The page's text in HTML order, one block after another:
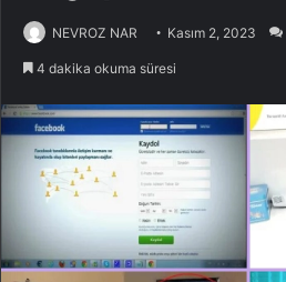
NEVROZ NAR Kasım 2, 2023
4 dakika okuma süresi